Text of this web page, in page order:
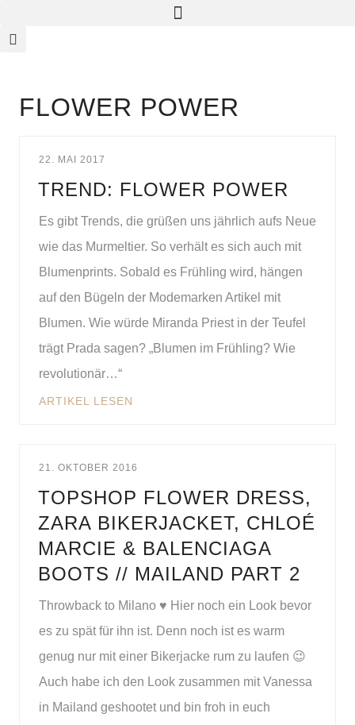
FLOWER POWER
22. MAI 2017
TREND: FLOWER POWER
Es gibt Trends, die grüßen uns jährlich aufs Neue
wie das Murmeltier. So verhält es sich auch mit
Blumenprints. Sobald es Frühling wird, hängen
auf den Bügeln der Modemarken Artikel mit
Blumen. Wie würde Miranda Priest in der Teufel
trägt Prada sagen? „Blumen im Frühling? Wie
revolutionär…“
ARTIKEL LESEN
21. OKTOBER 2016
TOPSHOP FLOWER DRESS,
ZARA BIKERJACKET, CHLOÉ
MARCIE & BALENCIAGA
BOOTS // MAILAND PART 2
Throwback to Milano ♥ Hier noch ein Look bevor
es zu spät für ihn ist. Denn noch ist es warm
genug nur mit einer Bikerjacke rum zu laufen 😉
Auch habe ich den Look zusammen mit Vanessa
in Mailand geshootet und bin froh in euch